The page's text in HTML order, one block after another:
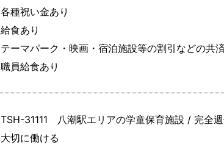
各種祝い金あり
給食あり
テーマパーク・映画・宿泊施設等の割引などの共
職員給食あり
TSH-31111 八潮駅エリアの学童保育施設 / 完全
大切に働ける